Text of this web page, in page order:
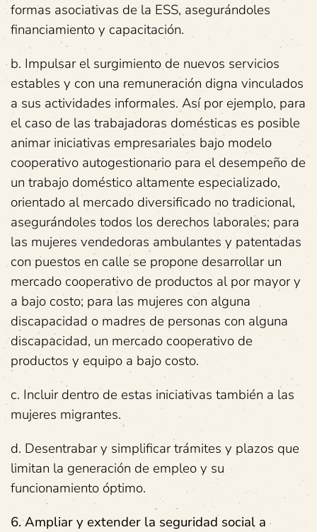
formas asociativas de la ESS, asegurándoles
financiamiento y capacitación.
b. Impulsar el surgimiento de nuevos servicios
estables y con una remuneración digna vinculados
a sus actividades informales. Así por ejemplo, para
el caso de las trabajadoras domésticas es posible
animar iniciativas empresariales bajo modelo
cooperativo autogestionario para el desempeño de
un trabajo doméstico altamente especializado,
orientado al mercado diversificado no tradicional,
asegurándoles todos los derechos laborales; para
las mujeres vendedoras ambulantes y patentadas
con puestos en calle se propone desarrollar un
mercado cooperativo de productos al por mayor y
a bajo costo; para las mujeres con alguna
discapacidad o madres de personas con alguna
discapacidad, un mercado cooperativo de
productos y equipo a bajo costo.
c. Incluir dentro de estas iniciativas también a las
mujeres migrantes.
d. Desentrabar y simplificar trámites y plazos que
limitan la generación de empleo y su
funcionamiento óptimo.
6. Ampliar y extender la seguridad social a